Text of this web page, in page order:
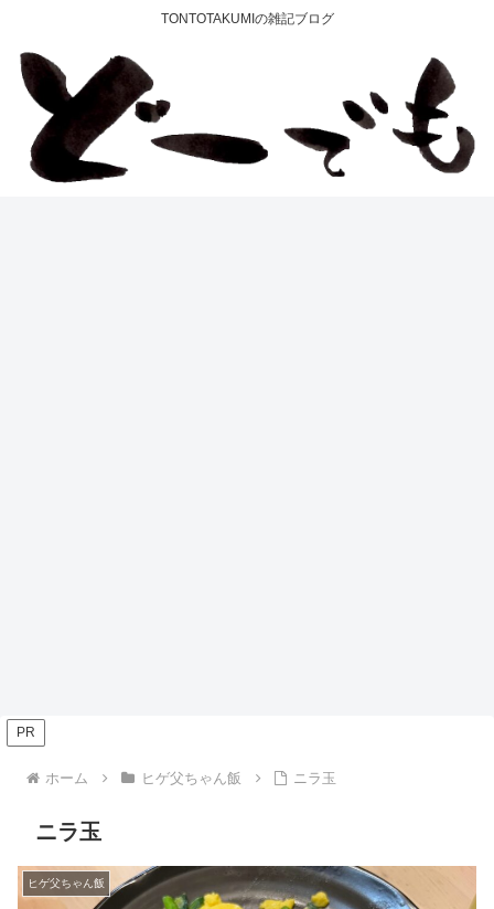
TONTOTAKUMIの雑記ブログ
PR
ホーム ヒゲ父ちゃん飯 ニラ玉
ニラ玉
ヒゲ父ちゃん飯